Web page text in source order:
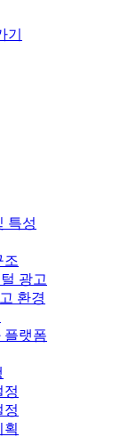
특성
조
광고
환경
플랫폼
정
정
획